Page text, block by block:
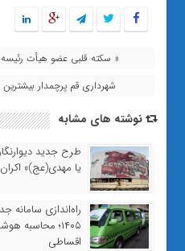
« سکته قلبی عضو هیأت
شهرداری قم پرچمدار
نوشته های مشابه
طرح جدید
یا مهدی(عج)»
راه‌اندازی
۱۴۰۵؛ محاسبه
اقساطی